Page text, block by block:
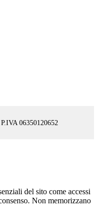
. P.IVA 06350120652
del sito come accessi
Non memorizzano